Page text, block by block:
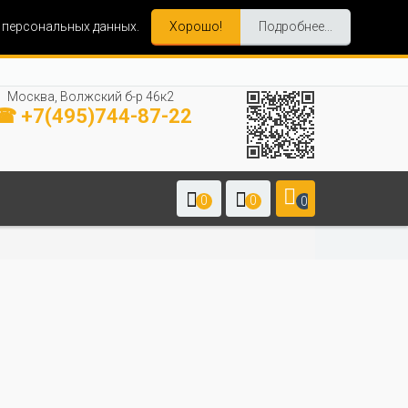
данных. Хорошо! Подробнее...
Москва, Волжский б-р 46к2
+7(495)744-87-22
0 0 0